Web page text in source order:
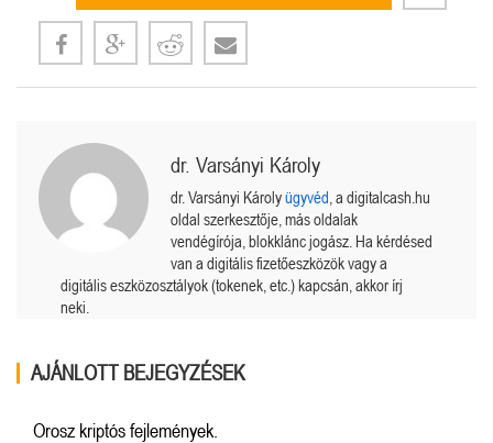
dr. Varsányi Károly
dr. Varsányi Károlyügyvéd , a digitalcash.hu
oldal szerkesztője, más oldalak
vendégírója, blokklánc jogász. Ha kérdésed
van a digitális fizetőeszközök vagy a
digitális eszközosztályok (tokenek, etc.) kapcsán, akkor írj
neki.
AJÁNLOTT BEJEGYZÉSEK
Orosz kriptós fejlemények.